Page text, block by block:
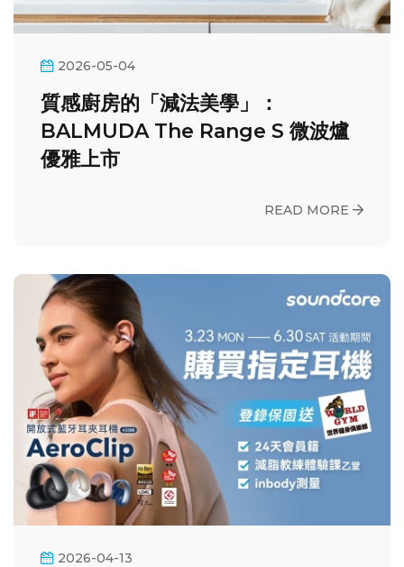
2026-05-04
質感廚房的「減法美學」：
BALMUDA The Range S 微波爐
優雅上市
READ MORE
2026-04-13